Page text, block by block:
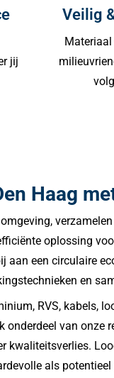
jij
Veilig
Haag
oplossing
een circulaire
en
RVS, kabels,
van
als